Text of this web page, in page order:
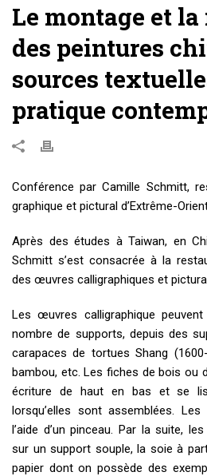
Le montage et
des peintures
sources
pratique
Conférence par Camille Schmitt,
graphique et pictural d’Extrême-
Après des études à Taiwan, en
Schmitt s’est consacrée à la
des œuvres calligraphiques et
Les œuvres calligraphique
nombre de supports, depuis des
carapaces de tortues Shang
bambou, etc. Les fiches de bois ou
écriture de haut en bas et se
lorsqu’elles sont assemblées.
l’aide d’un pinceau. Par la suite,
sur un support souple, la soie à
papier dont on possède des